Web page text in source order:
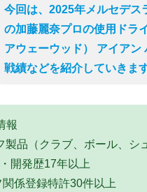
今回は、2025年メルセデス
の加藤麗奈プロの使用ドラ
アウェーウッド） アイアン
戦績などを紹介していきます
報
品（クラブ、ボール、シ
開発歴17年以上
係登録特許30件以上